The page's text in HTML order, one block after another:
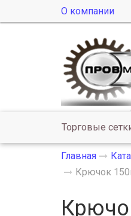
О компании
Торговые
Главная
Крючок